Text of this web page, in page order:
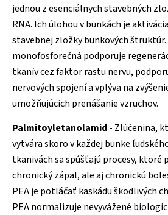
jednou z esenciálnych stavebných
RNA. Ich úlohou v bunkách je
stavebnej zložky bunkových
monofosforečná podporuje
tkanív cez faktor rastu nervu,
nervových spojení a vplýva na
umožňujúcich prenášanie vzruchov.
Palmitoyletanolamid- Zlúčenina,
vytvára skoro v každej bunke
tkanivách sa spúšťajú procesy, ktoré
chronický zápal, ale aj chronickú
PEA je potláčať kaskádu škodlivých
PEA normalizuje nevyvážené